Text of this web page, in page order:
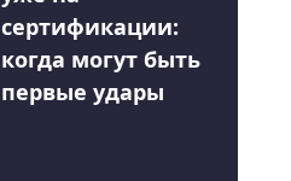
сертификации:
когда могут быть
первые удары